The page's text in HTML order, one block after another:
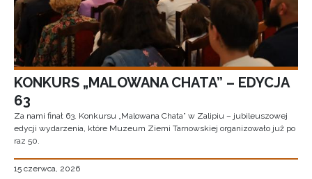
KONKURS „MALOWANA CHATA” – EDYCJA
63
Za nami finał 63. Konkursu „Malowana Chata” w Zalipiu – jubileuszowej
edycji wydarzenia, które Muzeum Ziemi Tarnowskiej organizowało już po
raz 50.
15 czerwca, 2026